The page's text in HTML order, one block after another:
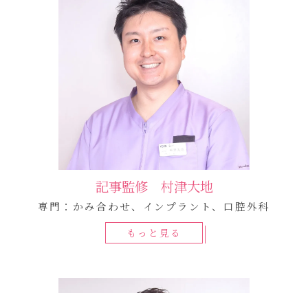
記事監修 村津大地
専門：かみ合わせ、インプラント、口腔外科
もっと見る